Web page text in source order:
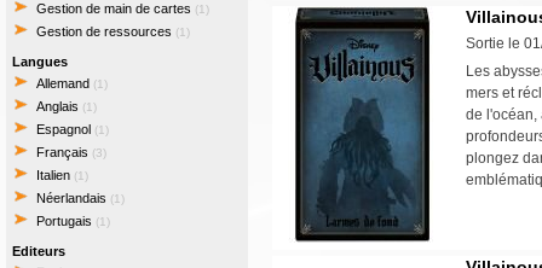
Gestion de main de cartes (1)
Gestion de ressources (1)
Langues
Allemand (1)
Anglais (1)
Espagnol (1)
Français (3)
Italien (1)
Néerlandais (1)
Portugais (1)
Editeurs
Sortie le
Les
mers et
de l'océan,
plongez